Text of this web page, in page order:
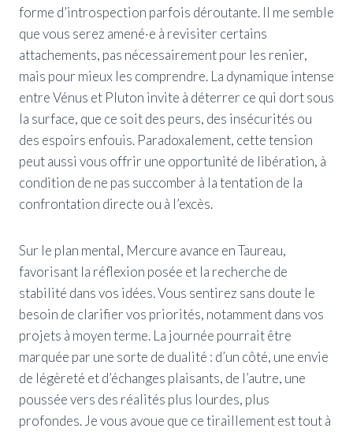
forme d’introspection parfois déroutante. Il me semble
que vous serez amené·e à revisiter certains
attachements, pas nécessairement pour les renier,
mais pour mieux les comprendre. La dynamique intense
entre Vénus et Pluton invite à déterrer ce qui dort sous
la surface, que ce soit des peurs, des insécurités ou
des espoirs enfouis. Paradoxalement, cette tension
peut aussi vous offrir une opportunité de libération, à
condition de ne pas succomber à la tentation de la
confrontation directe ou à l’excès.
Sur le plan mental, Mercure avance en Taureau,
favorisant la réflexion posée et la recherche de
stabilité dans vos idées. Vous sentirez sans doute le
besoin de clarifier vos priorités, notamment dans vos
projets à moyen terme. La journée pourrait être
marquée par une sorte de dualité : d’un côté, une envie
de légèreté et d’échanges plaisants, de l’autre, une
poussée vers des réalités plus lourdes, plus
profondes. Je vous avoue que ce tiraillement est tout à